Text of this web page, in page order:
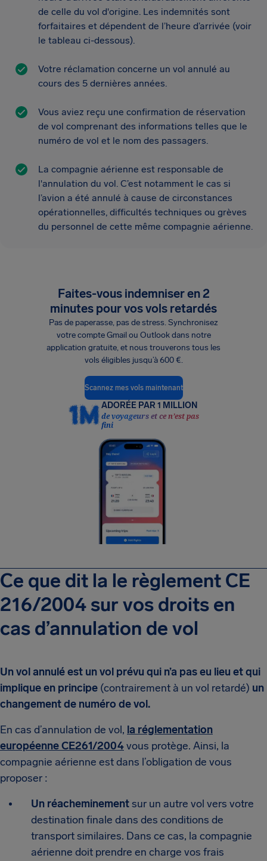
de celle du vol d'origine. Les indemnités sont
forfaitaires et dépendent de l’heure d’arrivée (voir
le tableau ci-dessous).
Votre réclamation concerne un vol annulé au
cours des 5 dernières années.
Vous aviez reçu une confirmation de réservation
de vol comprenant des informations telles que le
numéro de vol et le nom des passagers.
La compagnie aérienne est responsable de
l'annulation du vol. C’est notamment le cas si
l’avion a été annulé à cause de circonstances
opérationnelles, difficultés techniques ou grèves
du personnel de cette même compagnie aérienne.
Faites-vous indemniser en 2
minutes pour vos vols retardés
Pas de paperasse, pas de stress. Synchronisez
votre compte Gmail ou Outlook dans notre
application gratuite, et nous trouverons tous les
vols éligibles jusqu’à 600 €.
Scannez mes vols maintenant
ADORÉE PAR 1 MILLION
de voyageurs et ce n’est pas
fini
Ce que dit la le règlement CE
216/2004 sur vos droits en
cas d’annulation de vol
Un vol annulé est un vol prévu qui n’a pas eu lieu et qui
implique en principe (contrairement à un vol retardé) un
changement de numéro de vol.
En cas d’annulation de vol, la réglementation
européenne CE261/2004vous protège. Ainsi, la
compagnie aérienne est dans l’obligation de vous
proposer :
Un réacheminementsur un autre vol vers votre
destination finale dans des conditions de
transport similaires. Dans ce cas, la compagnie
aérienne doit prendre en charge vos frais